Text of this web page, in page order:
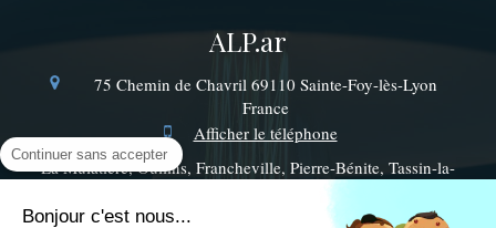
ALP.ar
75 Chemin de Chavril 69110 Sainte-Foy-lès-Lyon
France
Afficher le téléphone
La Mulatière, Oullins, Francheville, Pierre-Bénite, Tassin-la-
Ollières, Saint-Genis-Laval, Saint-Fons, Craponne
Continuer sans accepter
Bonjour c'est nous...